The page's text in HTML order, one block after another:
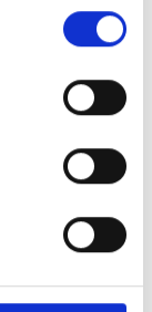
Link oder der
werden.
einen